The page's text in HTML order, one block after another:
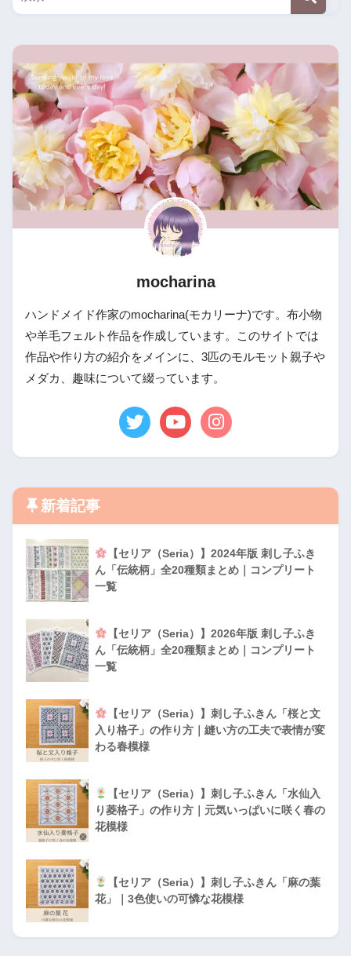
mocharina
ハンドメイド作家のmocharina(モカリーナ)です。布小物
や羊毛フェルト作品を作成しています。このサイトでは
作品や作り方の紹介をメインに、3匹のモルモット親子や
メダカ、趣味について綴っています。
新着記事
【セリア（Seria）】2024年版 刺し子ふき
ん「伝統柄」全20種類まとめ｜コンプリート
一覧
【セリア（Seria）】2026年版 刺し子ふき
ん「伝統柄」全20種類まとめ｜コンプリート
一覧
【セリア（Seria）】刺し子ふきん「桜と文
入り格子」の作り方｜縫い方の工夫で表情が変
わる春模様
【セリア（Seria）】刺し子ふきん「水仙入
り菱格子」の作り方｜元気いっぱいに咲く春の
花模様
【セリア（Seria）】刺し子ふきん「麻の葉
花」｜3色使いの可憐な花模様